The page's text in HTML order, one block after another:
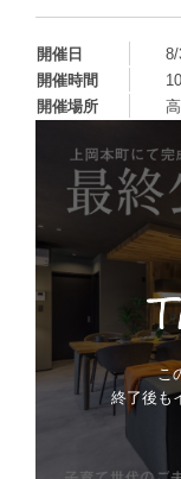
開催日
開催時間
開催場所
こ
終了後も